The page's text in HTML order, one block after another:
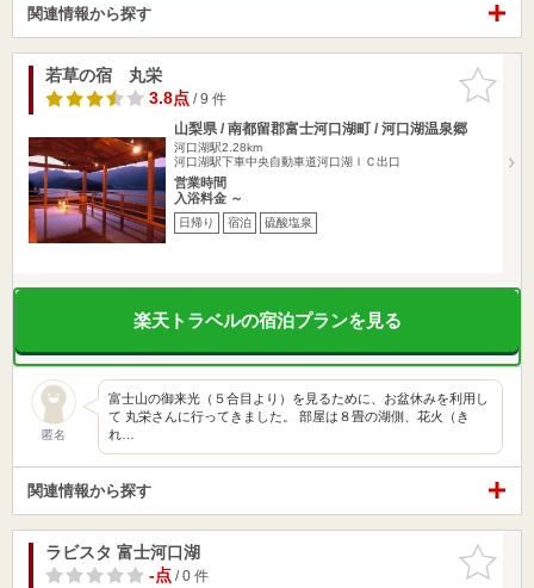
関連情報から探す
お気に入
りに追加
若草の宿 丸栄
3.8点/ 9 件
山梨県 / 南都留郡富士河口湖町 / 河口湖温泉郷
河口湖駅2.28km
河口湖駅下車中央自動車道河口湖ＩＣ出口
営業時間
入浴料金 ～
日帰り 宿泊 硫酸塩泉
楽天トラベルの宿泊プランを見る
匿名
富士山の御来光（５合目より）を見るために、お盆休みを利用し
て 丸栄さんに行ってきました。 部屋は８畳の湖側、花火（き
れ…
関連情報から探す
お気に入
りに追加
ラビスタ 富士河口湖
-点/ 0 件